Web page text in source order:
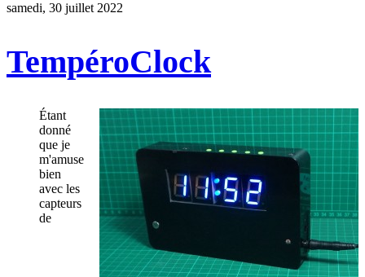
samedi, 30 juillet 2022
TempéroClock
Étant
donné
que je
m'amuse
bien
avec les
capteurs
de